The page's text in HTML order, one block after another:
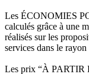
Les ÉCONOMIES
calculés grâce à une
réalisés sur les
services dans le
Les prix “À PARTIR